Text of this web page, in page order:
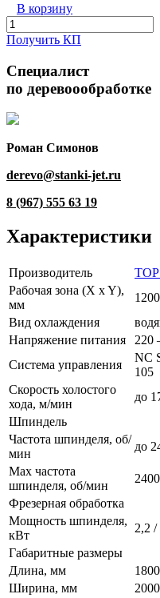
В корзину
Получить КП
Специалист
по деревоообработке
Роман Симонов
derevo@stanki-jet.ru
8 (967) 555 63 19
Характеристики
Производитель
Рабочая зона (X x Y),
мм
Вид охлаждения
Напряжение питания
220
Система управления
NC
105
Скорость холостого
хода, м/мин
до
Шпиндель
Частота шпинделя, об/
мин
до
Max частота
шпинделя, об/мин
Фрезерная обработка
Мощность шпинделя,
кВт
2,2 /
Габаритные размеры
Длина, мм
1800
Ширина, мм
2000